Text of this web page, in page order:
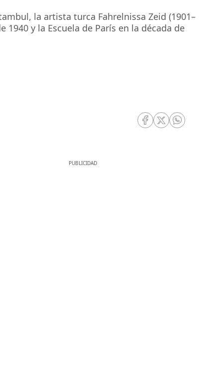
la artista turca Fahrelnissa Zeid (1901–
y la Escuela de París en la década de
RRSS Facebook
RRSS Twitter
RRSS